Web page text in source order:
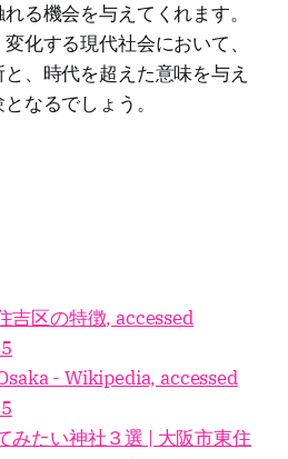
る機会を与えてくれます。
化する現代社会において、
、時代を超えた意味を与え
なるでしょう。
吉区の特徴, accessed
- Wikipedia, accessed
みたい神社３選 | 大阪市東住